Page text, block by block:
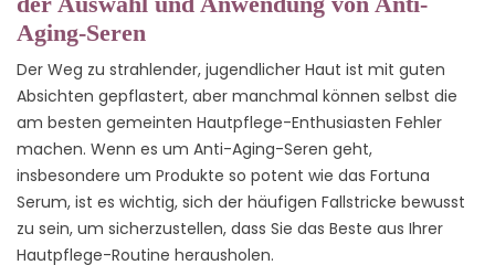
Aging-Seren
Der Weg zu strahlender, jugendlicher Haut ist mit guten
Absichten gepflastert, aber manchmal können selbst die
am besten gemeinten Hautpflege-Enthusiasten Fehler
machen. Wenn es um Anti-Aging-Seren geht,
insbesondere um Produkte so potent wie das Fortuna
Serum, ist es wichtig, sich der häufigen Fallstricke bewusst
zu sein, um sicherzustellen, dass Sie das Beste aus Ihrer
Hautpflege-Routine herausholen.